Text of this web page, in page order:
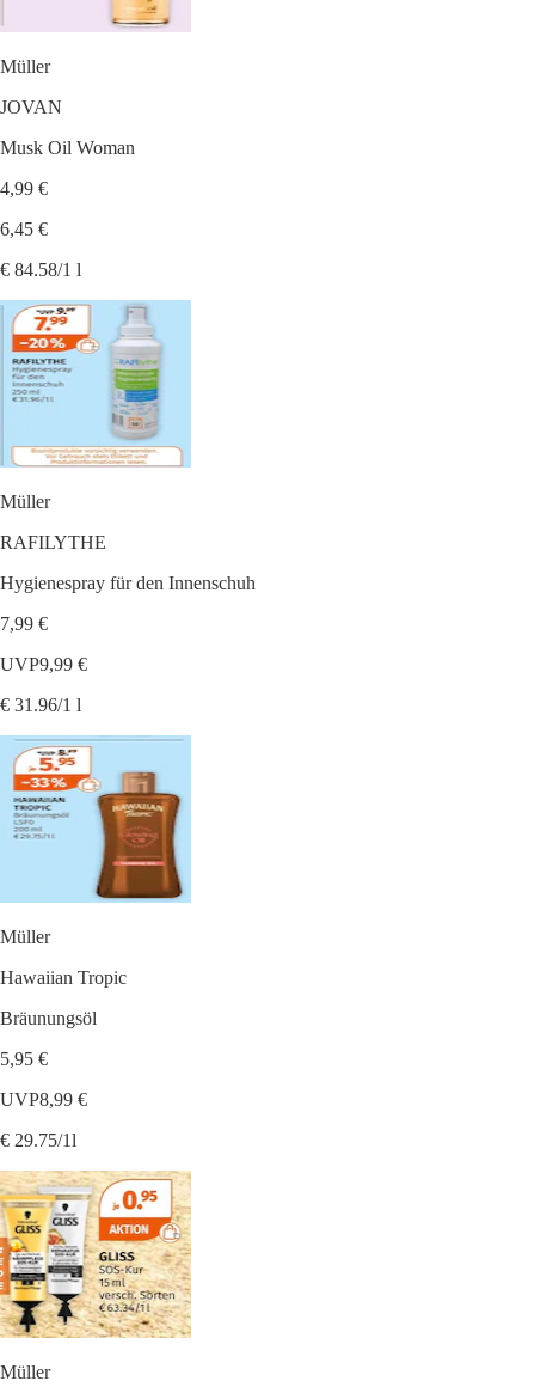
Müller
JOVAN
Musk Oil Woman
4,99 €
6,45 €
€ 84.58/1 l
Müller
RAFILYTHE
Hygienespray für den Innenschuh
7,99 €
UVP9,99 €
€ 31.96/1 l
Müller
Hawaiian Tropic
Bräunungsöl
5,95 €
UVP8,99 €
€ 29.75/1l
Müller